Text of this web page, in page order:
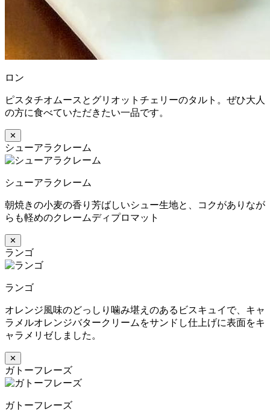
ロン
ピスタチオムースとグリオットチェリーのタルト。ぜひ大人
の方に食べていただきたい一品です。
✕
シューアラクレーム
シューアラクレーム
朝焼きの小麦の香り芳ばしいシュー生地と、コクがありなが
らも軽めのクレームディプロマット
✕
ランゴ
ランゴ
オレンジ風味のどっしり噛み堪えのあるビスキュイで、キャ
ラメルオレンジバタークリームをサンドし仕上げに表面をキ
ャラメリゼしました。
✕
ガトーフレーズ
ガトーフレーズ